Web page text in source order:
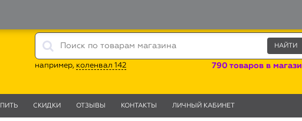
например, коленвал 142 790 товаров в
СКИДКИ ОТЗЫВЫ КОНТАКТЫ ЛИЧНЫЙ КАБИНЕТ